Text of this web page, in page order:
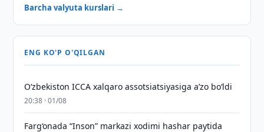
Barcha valyuta kurslari →
ENG KO'P O'QILGAN
O‘zbekiston ICCA xalqaro assotsiatsiyasiga aʼzo bo‘ldi
20:38 · 01/08
Farg‘onada “Inson” markazi xodimi hashar paytida